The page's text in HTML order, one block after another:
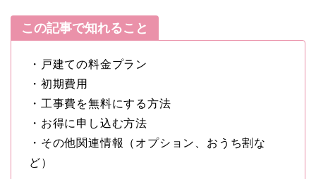
この記事で知れること
・戸建ての料金プラン
・初期費用
・工事費を無料にする方法
・お得に申し込む方法
・その他関連情報（オプション、おうち割な
ど）